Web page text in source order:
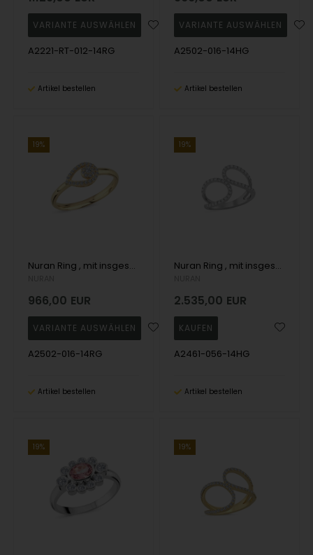
A2221-RT-012-14RG
Artikel bestellen
A2502-016-14HG
Artikel bestellen
19%
Nuran Ring , mit insgesamt 0,16 ct Wesselton SI
966,00 EUR
A2502-016-14RG
Artikel bestellen
19%
Nuran Ring , mit insgesamt 0,56 ct Wesselton SI
2.535,00 EUR
A2461-056-14HG
Artikel bestellen
19% 19%